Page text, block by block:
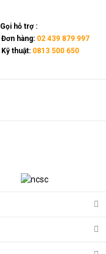
Gọi hỗ trợ :
Đơn hàng: 02 439 879 997
Kỹ thuật: 0813 500 650